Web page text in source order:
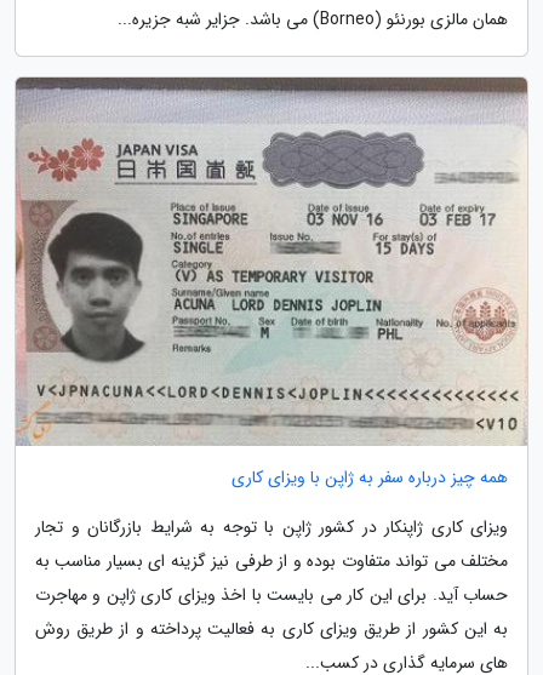
همان مالزی بورنئو (Borneo) می باشد. جزایر شبه جزیره...
همه چیز درباره سفر به ژاپن با ویزای کاری
ویزای کاری ژاپنکار در کشور ژاپن با توجه به شرایط بازرگانان و تجار
مختلف می تواند متفاوت بوده و از طرفی نیز گزینه ای بسیار مناسب به
حساب آید. برای این کار می بایست با اخذ ویزای کاری ژاپن و مهاجرت
به این کشور از طریق ویزای کاری به فعالیت پرداخته و از طریق روش
های سرمایه گذاری در کسب...